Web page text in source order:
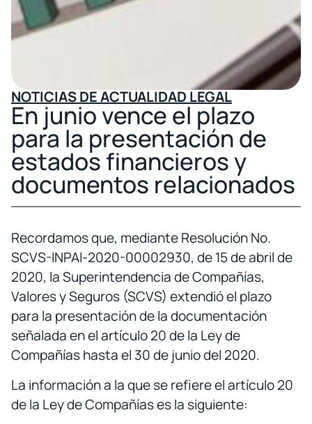
NOTICIAS DE ACTUALIDAD LEGAL
En junio vence el plazo
para la presentación de
estados financieros y
documentos relacionados
Recordamos que, mediante Resolución No.
SCVS-INPAI-2020-00002930, de 15 de abril de
2020, la Superintendencia de Compañías,
Valores y Seguros (SCVS) extendió el plazo
para la presentación de la documentación
señalada en el artículo 20 de la Ley de
Compañías hasta el 30 de junio del 2020.
La información a la que se refiere el artículo 20
de la Ley de Compañías es la siguiente: